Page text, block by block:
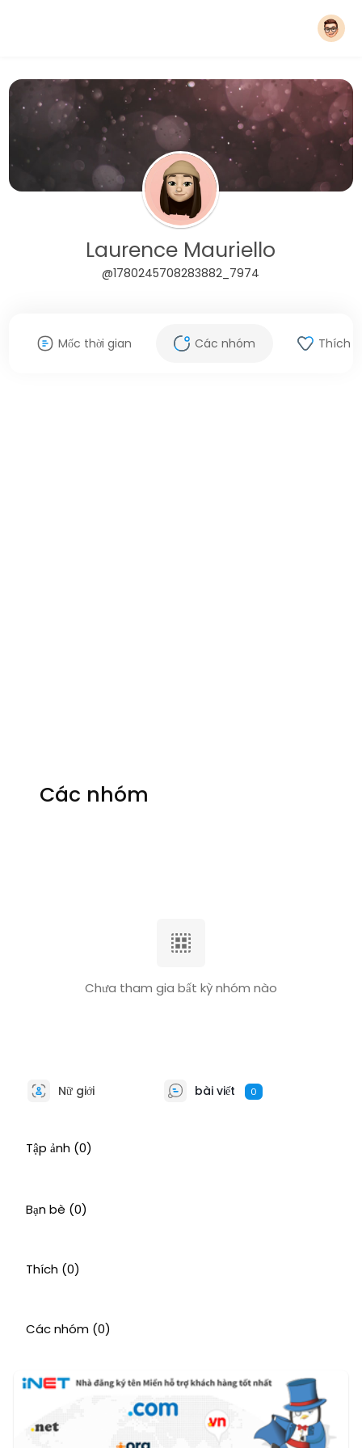
Laurence Mauriello
@1780245708283882_7974
Mốc thời gian Các nhóm Thích
Các nhóm
Chưa tham gia bất kỳ nhóm nào
Nữ giới bài viết 0
Tập ảnh (0)
Bạn bè (0)
Thích (0)
Các nhóm (0)